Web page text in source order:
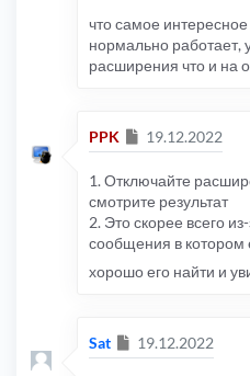
что самое
нормально работает,
расширения что и на
PPK Сообщение
19.12.2022
1. Отключайте
смотрите результат
2. Это скорее всего
сообщения в котором
хорошо его найти и
Sat Сообщение
19.12.2022